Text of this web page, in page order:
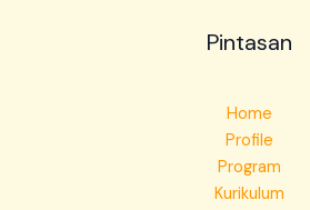
Pintasan
Home
Profile
Program
Kurikulum